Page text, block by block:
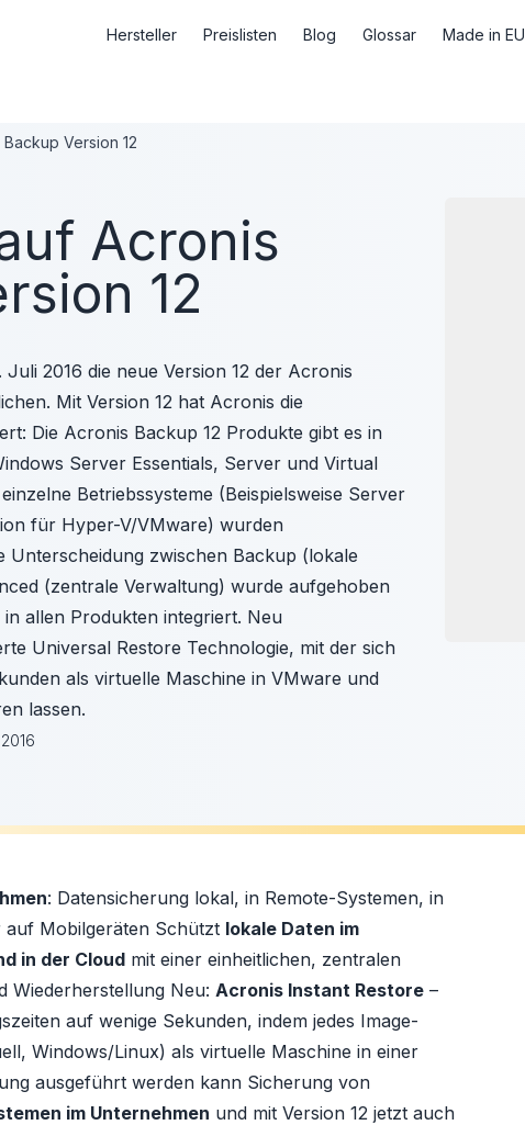
Hersteller Preislisten Blog Glossar Made in EU
Version 12
Acronis
12
2016 die neue Version 12 der Acronis
Mit Version 12 hat Acronis die
Die Acronis Backup 12 Produkte gibt es in
Server Essentials, Server und Virtual
Betriebssysteme (Beispielsweise Server
für Hyper-V/VMware) wurden
Unterscheidung zwischen Backup (lokale
(zentrale Verwaltung) wurde aufgehoben
allen Produkten integriert. Neu
Universal Restore Technologie, mit der sich
als virtuelle Maschine in VMware und
lassen.
: Datensicherung lokal, in Remote-Systemen, in
auf Mobilgeräten Schützt lokale Daten im
in der Cloud mit einer einheitlichen, zentralen
Wiederherstellung Neu: Acronis Instant Restore –
auf wenige Sekunden, indem jedes Image-
Windows/Linux) als virtuelle Maschine in einer
ausgeführt werden kann Sicherung von
im Unternehmen und mit Version 12 jetzt auch